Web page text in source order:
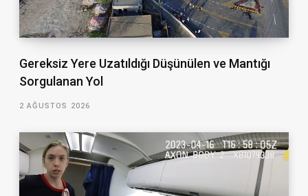
Gereksiz Yere Uzatıldığı Düşünülen ve Mantığı
Sorgulanan Yol
2 AĞUSTOS 2026